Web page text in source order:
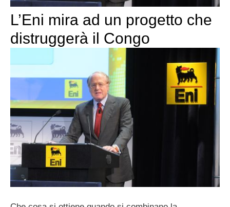
L’Eni mira ad un progetto che
distruggerà il Congo